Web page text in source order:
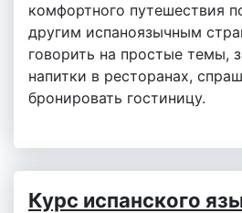
комфортного путешествия
другим испаноязычным
говорить на простые темы,
напитки в ресторанах,
бронировать гостиницу.
Курс испанского